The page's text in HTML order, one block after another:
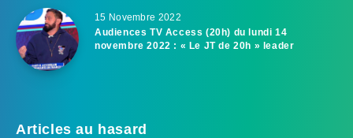
15 Novembre 2022
Audiences TV Access (20h) du lundi 14
novembre 2022 : « Le JT de 20h » leader
Articles au hasard